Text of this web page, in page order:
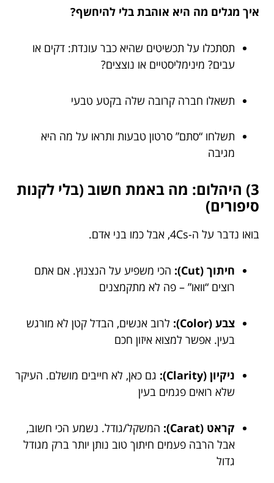
איך מגלים מה היא אוהבת בלי להיחשף?
תסתכלו על תכשיטים שהיא כבר עונדת: דקים או
עבים? מינימליסטיים או נוצצים?
תשאלו חברה קרובה שלה בקטע טבעי
תשלחו “סתם” סרטון טבעות ותראו על מה היא
מגיבה
3) היהלום: מה באמת חשוב (בלי לקנות
סיפורים)
בואו נדבר על ה-4Cs, אבל כמו בני אדם.
חיתוך (Cut):
הכי משפיע על הנצנוץ. אם אתם
רוצים “וואו” – פה לא מתקמצנים
צבע (Color):
לרוב אנשים, הבדל קטן לא מורגש
בעין. אפשר למצוא איזון חכם
ניקיון (Clarity):
גם כאן, לא חייבים מושלם. העיקר
שלא רואים פגמים בעין
קראט (Carat):
המשקל/גודל. נשמע הכי חשוב,
אבל הרבה פעמים חיתוך טוב נותן יותר ברק מגודל
גדול